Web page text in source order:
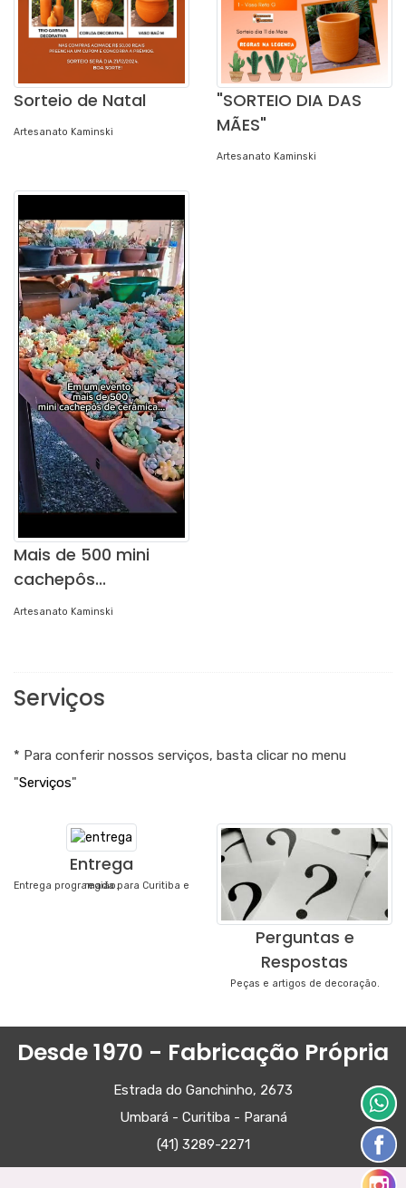
Sorteio de Natal
Artesanato Kaminski
"SORTEIO DIA DAS
MÃES"
Artesanato Kaminski
Mais de 500 mini
cachepôs...
Artesanato Kaminski
Serviços
* Para conferir nossos serviços, basta clicar no menu
"Serviços"
Entrega
Entrega programada para Curitiba e região.
Perguntas e
Respostas
Peças e artigos de decoração.
Desde 1970 - Fabricação Própria
Estrada do Ganchinho, 2673
Umbará - Curitiba - Paraná
(41) 3289-2271